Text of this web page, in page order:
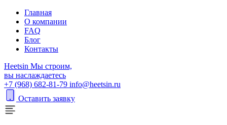
Главная
О компании
FAQ
Блог
Контакты
Heetsin Мы строим,
вы наслаждаетесь
+7 (968) 682-81-79 info@heetsin.ru
Оставить заявку